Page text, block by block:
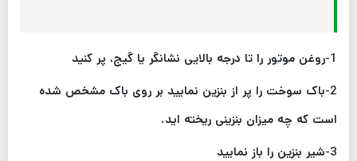
1-روغن موتور را تا درجه بالایی نشانگر یا گیج، پر کنید
2-باک سوخت را پر از بنزین نمایید بر روی باک مشخص شده
است که چه میزان بنزینی ریخته اید.
3-شیر بنزین را باز نمایید